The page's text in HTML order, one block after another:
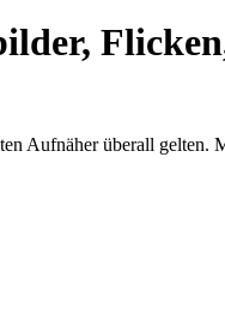
Aufnäher überall gelten.